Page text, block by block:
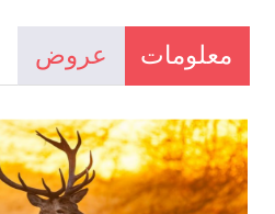
معلومات عروض